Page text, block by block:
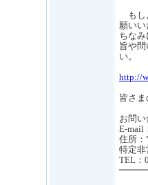
もし
願いい
ちな
旨や
い。
http://
皆さ
お問
E-mail
住所
特定非
TEL：